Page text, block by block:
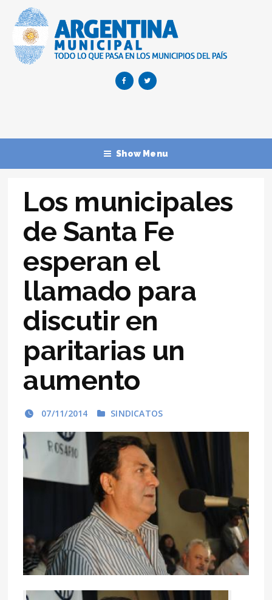
Show Menu
Los municipales
de Santa Fe
esperan el
llamado para
discutir en
paritarias un
aumento
07/11/2014 SINDICATOS